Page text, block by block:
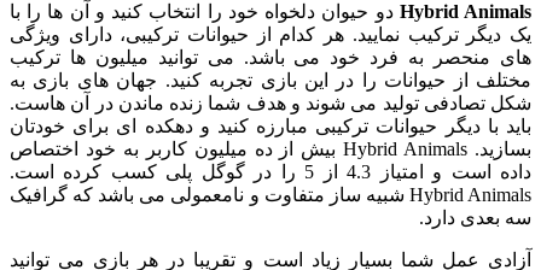
Hybrid Animals دو حیوان دلخواه خود را انتخاب کنید و آن ها را با
یک دیگر ترکیب نمایید. هر کدام از حیوانات ترکیبی، دارای ویژگی
های منحصر به فرد خود می باشد. می توانید میلیون ها ترکیب
مختلف از حیوانات را در این بازی تجربه کنید. جهان های بازی به
شکل تصادفی تولید می شوند و هدف شما زنده ماندن در آن هاست.
باید با دیگر حیوانات ترکیبی مبارزه کنید و دهکده ای برای خودتان
بسازید. Hybrid Animals بیش از ده میلیون کاربر به خود اختصاص
داده است و امتیاز 4.3 از 5 را در گوگل پلی کسب کرده است.
Hybrid Animals شبیه ساز متفاوت و نامعمولی می باشد که گرافیک
سه بعدی دارد.
آزادی عمل شما بسیار زیاد است و تقریبا در هر بازی می توانید